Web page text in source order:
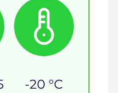
-20 °C